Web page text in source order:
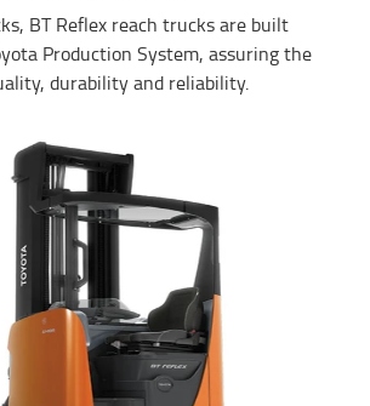
BT Reflex reach trucks are built
Production System, assuring the
durability and reliability.